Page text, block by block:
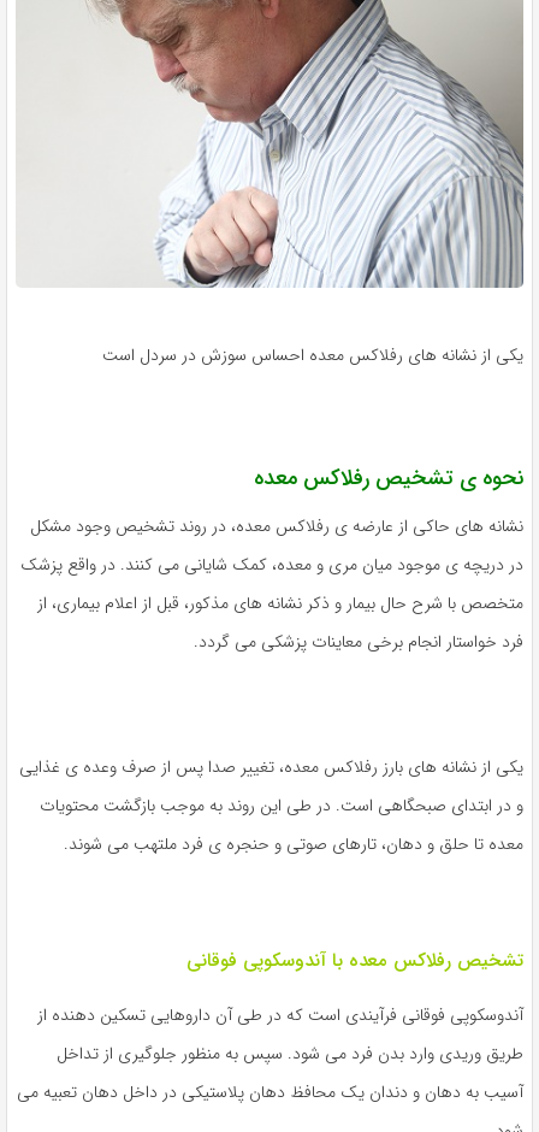
یکی از نشانه های رفلاکس معده احساس سوزش در سردل است
نحوه ی تشخیص رفلاکس معده
نشانه های حاکی از عارضه ی رفلاکس معده، در روند تشخیص وجود مشکل
در دریچه ی موجود میان مری و معده، کمک شایانی می کنند. در واقع پزشک
متخصص با شرح حال بیمار و ذکر نشانه های مذکور، قبل از اعلام بیماری، از
فرد خواستار انجام برخی معاینات پزشکی می گردد.
یکی از نشانه های بارز رفلاکس معده، تغییر صدا پس از صرف وعده ی غذایی
و در ابتدای صبحگاهی است. در طی این روند به موجب بازگشت محتویات
معده تا حلق و دهان، تارهای صوتی و حنجره ی فرد ملتهب می شوند.
تشخیص رفلاکس معده با آندوسکوپی فوقانی
آندوسکوپی فوقانی فرآیندی است که در طی آن داروهایی تسکین دهنده از
طریق وریدی وارد بدن فرد می شود. سپس به منظور جلوگیری از تداخل
آسیب به دهان و دندان یک محافظ دهان پلاستیکی در داخل دهان تعبیه می